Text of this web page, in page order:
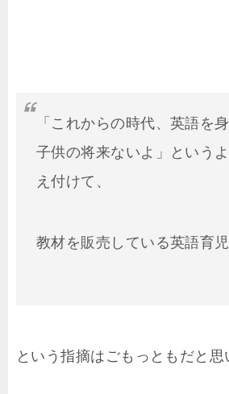
「これからの時代、英語を
子供の将来ないよ」という
え付けて、
教材を販売している英語育
という指摘はごもっともだと思